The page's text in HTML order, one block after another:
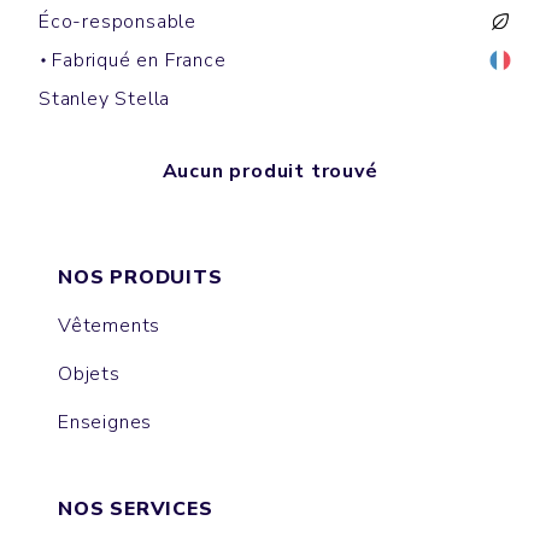
Éco-responsable
Fabriqué en France
Stanley Stella
Aucun produit trouvé
NOS PRODUITS
Vêtements
Objets
Enseignes
NOS SERVICES